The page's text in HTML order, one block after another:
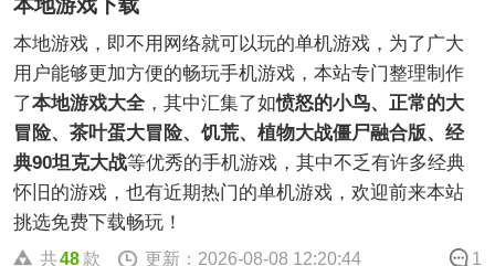
本地游戏，即不用网络就可以玩的单机游戏，为了广大
用户能够更加方便的畅玩手机游戏，本站专门整理制作
了本地游戏大全，其中汇集了如愤怒的小鸟、正常的大
冒险、茶叶蛋大冒险、饥荒、植物大战僵尸融合版、经
典90坦克大战等优秀的手机游戏，其中不乏有许多经典
怀旧的游戏，也有近期热门的单机游戏，欢迎前来本站
挑选免费下载畅玩！
共48款 更新：2026-08-08 12:20:44 1